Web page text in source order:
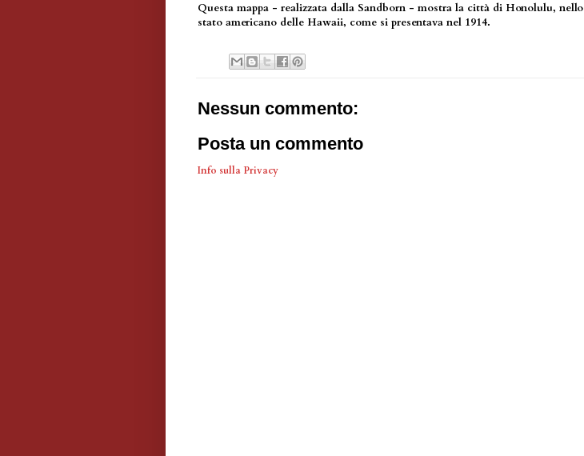
Questa mappa - realizzata dalla Sandborn - mostra la città di Honolulu, nello
stato americano delle Hawaii, come si presentava nel 1914.
Nessun commento:
Posta un commento
Info sulla Privacy